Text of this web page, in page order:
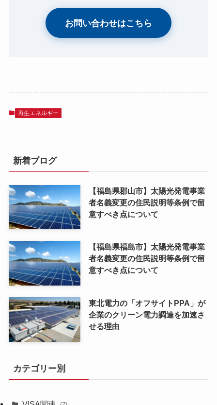
お問い合わせはこちら
再生エネルギー
新着ブログ
【福島県郡山市】太陽光発電事業
者名義変更の住民説明等条例で留
意すべき点について
【福島県福島市】太陽光発電事業
者名義変更の住民説明等条例で留
意すべき点について
東北電力の「オフサイトPPA」が
企業のクリーン電力調達を加速さ
せる理由
カテゴリー別